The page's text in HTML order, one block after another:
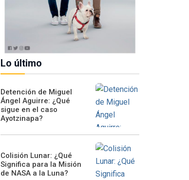
Lo último
Detención de Miguel
Ángel Aguirre: ¿Qué
sigue en el caso
Ayotzinapa?
Colisión Lunar: ¿Qué
Significa para la Misión
de NASA a la Luna?